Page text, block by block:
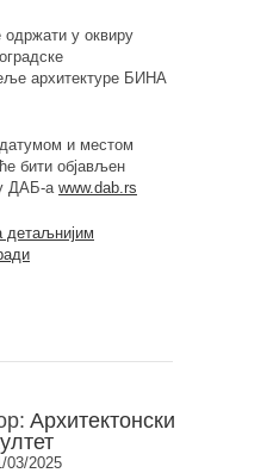
у оквиру
архитектуре БИНА
и местом
бити објављен
ДАБ-а www.dab.rs
детаљнијим
Архитектонски
03/2025